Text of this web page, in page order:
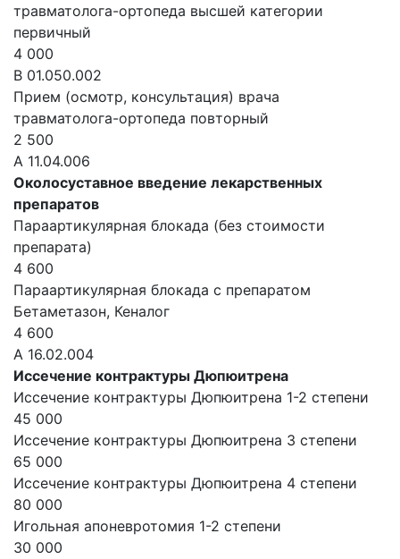
травматолога-ортопеда высшей категории
первичный
4 000
В 01.050.002
Прием (осмотр, консультация) врача
травматолога-ортопеда повторный
2 500
А 11.04.006
Околосуставное введение лекарственных
препаратов
Параартикулярная блокада (без стоимости
препарата)
4 600
Параартикулярная блокада с препаратом
Бетаметазон, Кеналог
4 600
А 16.02.004
Иссечение контрактуры Дюпюитрена
Иссечение контрактуры Дюпюитрена 1-2 степени
45 000
Иссечение контрактуры Дюпюитрена 3 степени
65 000
Иссечение контрактуры Дюпюитрена 4 степени
80 000
Игольная апоневротомия 1-2 степени
30 000